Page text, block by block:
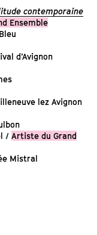
contemporaine
Ensemble
d’Avignon
lez Avignon
/ Artiste du Grand
Mistral